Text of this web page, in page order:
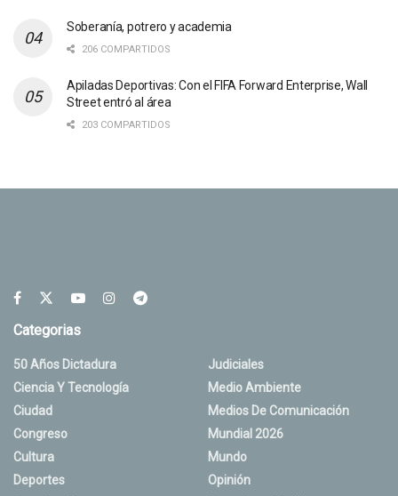
Soberanía, potrero y academia
206 COMPARTIDOS
Apiladas Deportivas: Con el FIFA Forward Enterprise, Wall
Street entró al área
203 COMPARTIDOS
Categorias
50 Años Dictadura
Ciencia Y Tecnología
Ciudad
Congreso
Cultura
Deportes
Judiciales
Medio Ambiente
Medios De Comunicación
Mundial 2026
Mundo
Opinión